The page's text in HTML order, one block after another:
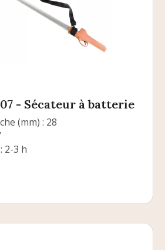
- Sécateur à batterie
(mm) : 28
2-3 h